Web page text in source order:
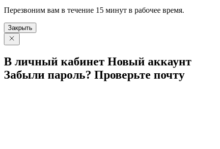
Перезвоним вам в течение 15 минут в рабочее время.
Закрыть
В личный кабинет Новый аккаунт
Забыли пароль? Проверьте почту